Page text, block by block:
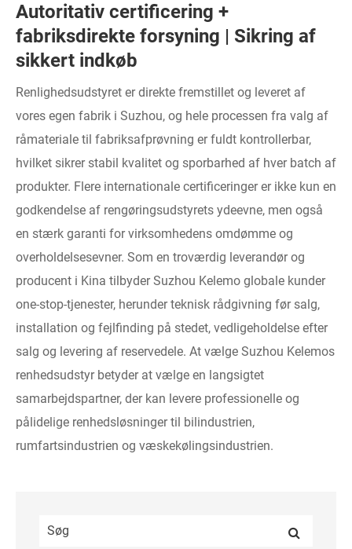
Autoritativ certificering +
fabriksdirekte forsyning | Sikring af
sikkert indkøb
Renlighedsudstyret er direkte fremstillet og leveret af
vores egen fabrik i Suzhou, og hele processen fra valg af
råmateriale til fabriksafprøvning er fuldt kontrollerbar,
hvilket sikrer stabil kvalitet og sporbarhed af hver batch af
produkter. Flere internationale certificeringer er ikke kun en
godkendelse af rengøringsudstyrets ydeevne, men også
en stærk garanti for virksomhedens omdømme og
overholdelsesevner. Som en troværdig leverandør og
producent i Kina tilbyder Suzhou Kelemo globale kunder
one-stop-tjenester, herunder teknisk rådgivning før salg,
installation og fejlfinding på stedet, vedligeholdelse efter
salg og levering af reservedele. At vælge Suzhou Kelemos
renhedsudstyr betyder at vælge en langsigtet
samarbejdspartner, der kan levere professionelle og
pålidelige renhedsløsninger til bilindustrien,
rumfartsindustrien og væskekølingsindustrien.